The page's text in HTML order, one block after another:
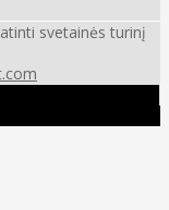
svetainės turinį